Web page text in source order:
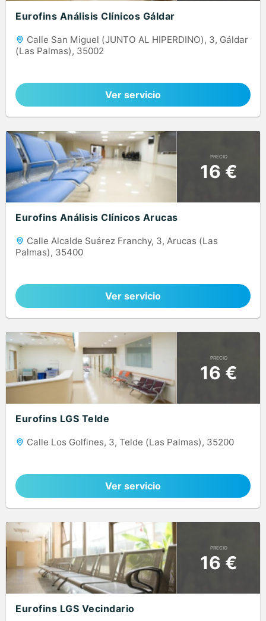
Eurofins Análisis Clínicos Gáldar
Calle San Miguel (JUNTO AL HIPERDINO), 3, Gáldar
(Las Palmas), 35002
Ver servicio
PRECIO
16 €
Eurofins Análisis Clínicos Arucas
Calle Alcalde Suárez Franchy, 3, Arucas (Las
Palmas), 35400
Ver servicio
PRECIO
16 €
Eurofins LGS Telde
Calle Los Golfines, 3, Telde (Las Palmas), 35200
Ver servicio
PRECIO
16 €
Eurofins LGS Vecindario